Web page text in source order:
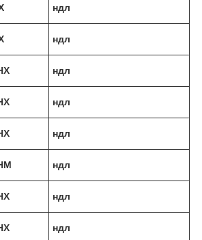
ндл
ндл
ндл
ндл
ндл
ндл
ндл
ндл